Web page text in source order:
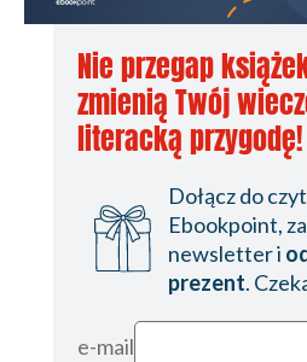
Nie przegap
zmienią Twój
literacką przygodę!
Dołącz do
Ebookpoint,
newsletter i
prezent.
e-mail